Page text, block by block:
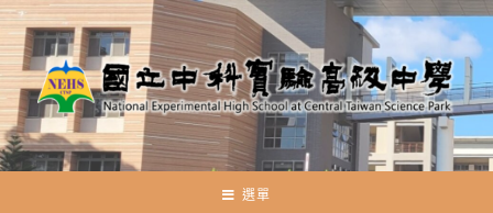
跳
轉
至
主
要
內
選單